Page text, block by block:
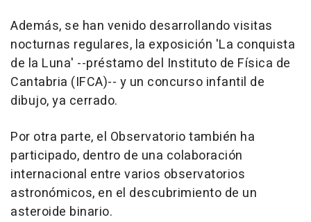
Además, se han venido desarrollando visitas
nocturnas regulares, la exposición 'La conquista
de la Luna' --préstamo del Instituto de Física de
Cantabria (IFCA)-- y un concurso infantil de
dibujo, ya cerrado.
Por otra parte, el Observatorio también ha
participado, dentro de una colaboración
internacional entre varios observatorios
astronómicos, en el descubrimiento de un
asteroide binario.